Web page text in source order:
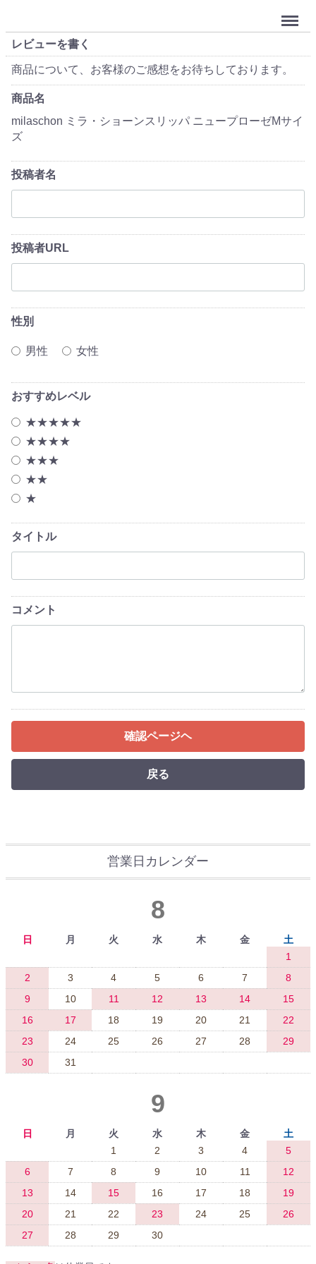
Menu
レビューを書く
商品について、お客様のご感想をお待ちしております。
商品名
milaschon ミラ・ショーンスリッパ ニュープローゼMサイ
ズ
投稿者名
投稿者URL
性別
男性 女性
おすすめレベル
★★★★★
★★★★
★★★
★★
★
タイトル
コメント
確認ページヘ
戻る
営業日カレンダー
8
日 月 火 水 木 金
土
1
2
3 4 5 6 7
8
9
10 11 12 13 14
15
16
17 18 19 20 21
22
23
24 25 26 27 28
29
30
31
9
日 月 火 水 木 金
土
1
2 3 4
5
6
7 8 9 10 11
12
13
14 15 16 17 18
19
20
21 22 23 24 25
26
27
28 29 30